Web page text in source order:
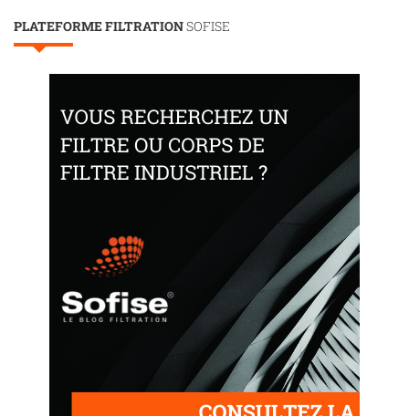
PLATEFORME FILTRATIONSOFISE